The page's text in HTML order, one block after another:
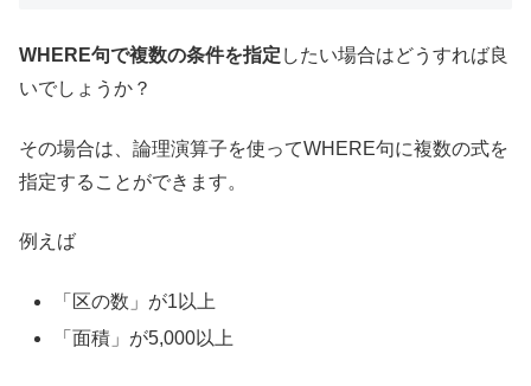
WHERE句で複数の条件を指定 したい場合はどうすれば良
いでしょうか？
その場合は、論理演算子を使ってWHERE句に複数の式を
指定することができます。
例えば
「区の数」が1以上
「面積」が5,000以上